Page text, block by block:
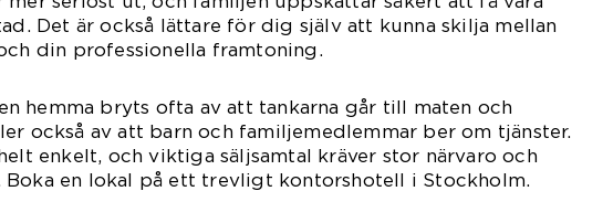
Det är också lättare för dig själv att kunna skilja mellan
din professionella framtoning.
hemma bryts ofta av att tankarna går till maten och
också av att barn och familjemedlemmar ber om tjänster.
enkelt, och viktiga säljsamtal kräver stor närvaro och
Boka en lokal på ett trevligt kontorshotell i Stockholm.